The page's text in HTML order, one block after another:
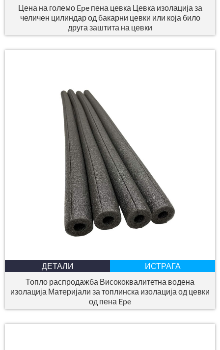
Цена на големо Epe пена цевка Цевка изолација за
челичен цилиндар од бакарни цевки или која било
друга заштита на цевки
ДЕТАЛИ
ИСТРАГА
Топло распродажба Висококвалитетна водена
изолација Материјали за топлинска изолација од цевки
од пена Epe